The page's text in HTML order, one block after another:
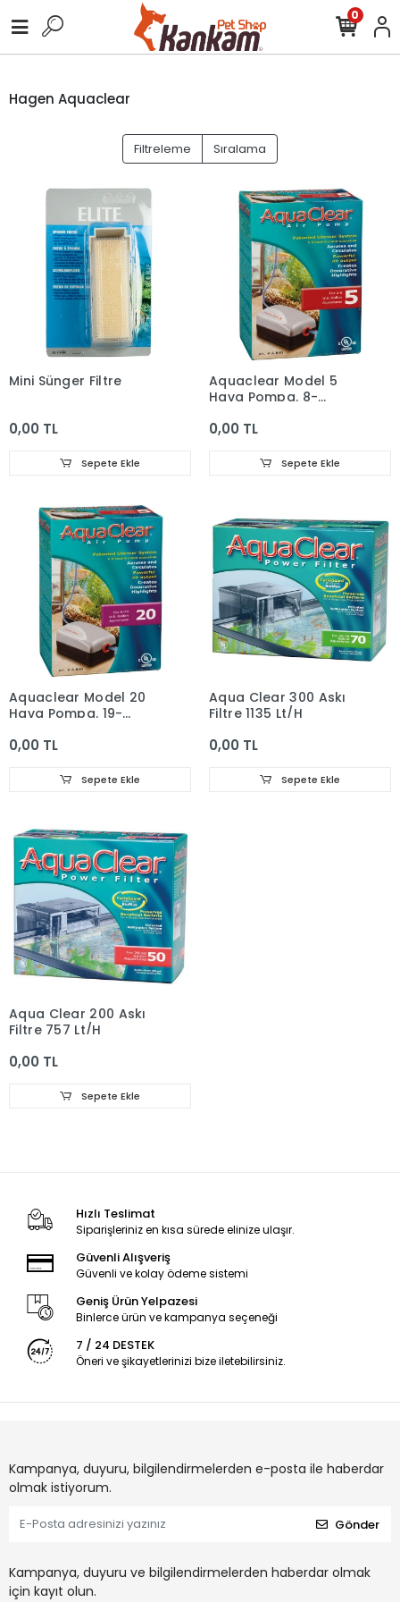
0
Hagen Aquaclear
Filtreleme Sıralama
Mini Sünger Filtre
0,00 TL
Sepete Ekle
Aquaclear Model 5
Hava Pompa. 8-
0,00 TL
Sepete Ekle
Aquaclear Model 20
Hava Pompa. 19-
0,00 TL
Sepete Ekle
Aqua Clear 300 Askı
Filtre 1135 Lt/H
0,00 TL
Sepete Ekle
Aqua Clear 200 Askı
Filtre 757 Lt/H
0,00 TL
Sepete Ekle
Hızlı Teslimat
Siparişleriniz en kısa sürede elinize ulaşır.
Güvenli Alışveriş
Güvenli ve kolay ödeme sistemi
Geniş Ürün Yelpazesi
Binlerce ürün ve kampanya seçeneği
7 / 24 DESTEK
Öneri ve şikayetlerinizi bize iletebilirsiniz.
Kampanya, duyuru, bilgilendirmelerden e-posta ile haberdar
olmak istiyorum.
Gönder
Kampanya, duyuru ve bilgilendirmelerden haberdar olmak
için kayıt olun.